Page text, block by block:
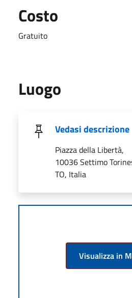
Costo
Gratuito
Luogo
Vedasi descrizione
Piazza della Libertà,
10036 Settimo
TO, Italia
Visualizza in